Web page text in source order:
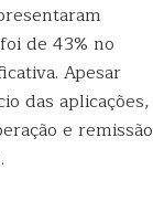
de 43% no
Apesar
das aplicações,
e remissão